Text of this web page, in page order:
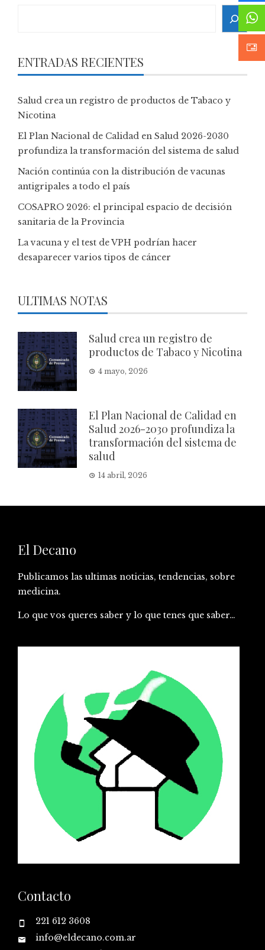
ENTRADAS RECIENTES
Salud crea un registro de productos de Tabaco y
Nicotina
El Plan Nacional de Calidad en Salud 2026-2030
profundiza la transformación del sistema de salud
Nación continúa con la distribución de vacunas
antigripales a todo el país
COSAPRO 2026: el principal espacio de decisión
sanitaria de la Provincia
La vacuna y el test de VPH podrían hacer
desaparecer varios tipos de cáncer
ULTIMAS NOTAS
Salud crea un registro de
productos de Tabaco y Nicotina
4 mayo, 2026
El Plan Nacional de Calidad en
Salud 2026-2030 profundiza la
transformación del sistema de
salud
14 abril, 2026
El Decano
Publicamos las ultimas noticias, tendencias, sobre
medicina.
Lo que vos queres saber y lo que tenes que saber…
Contacto
221 612 3608
info@eldecano.com.ar